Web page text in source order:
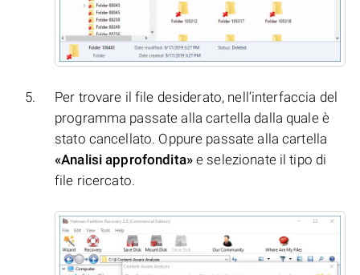
Per trovare il file desiderato, nell’interfaccia del
programma passate alla cartella dalla quale è
stato cancellato. Oppure passate alla cartella
«Analisi approfondita»e selezionate il tipo di
file ricercato.